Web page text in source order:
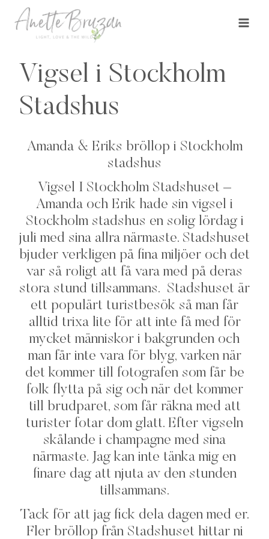
Vigsel i Stockholm
Stadshus
Amanda & Eriks bröllop i Stockholm
stadshus
Vigsel I Stockholm Stadshuset –
Amanda och Erik hade sin vigsel i
Stockholm stadshus en solig lördag i
juli med sina allra närmaste. Stadshuset
bjuder verkligen på fina miljöer och det
var så roligt att få vara med på deras
stora stund tillsammans. Stadshuset är
ett populärt turistbesök så man får
alltid trixa lite för att inte få med för
mycket människor i bakgrunden och
man får inte vara för blyg, varken när
det kommer till fotografen som får be
folk flytta på sig och när det kommer
till brudparet, som får räkna med att
turister fotar dom glatt. Efter vigseln
skålande i champagne med sina
närmaste. Jag kan inte tänka mig en
finare dag att njuta av den stunden
tillsammans.
Tack för att jag fick dela dagen med er.
Fler bröllop från Stadshuset hittar ni